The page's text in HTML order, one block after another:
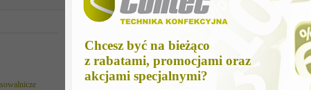
Chcesz być na bieżąco
z rabatami, promocjami oraz
akcjami specjalnymi?
Wykładzina piankowa poliuretanowa, gr. 6mm, szer.